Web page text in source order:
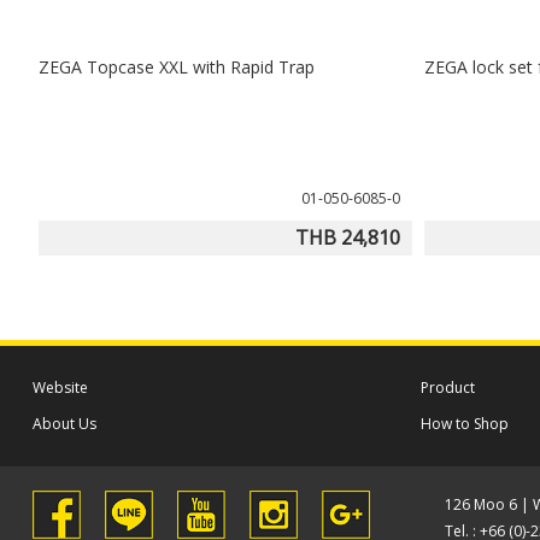
ZEGA Topcase XXL with Rapid Trap
01-050-6085-0
THB 24,810
ZEGA lock
Website
About Us
Product
How to Shop
126 Moo 6 |
Tel. : +66 (0)-